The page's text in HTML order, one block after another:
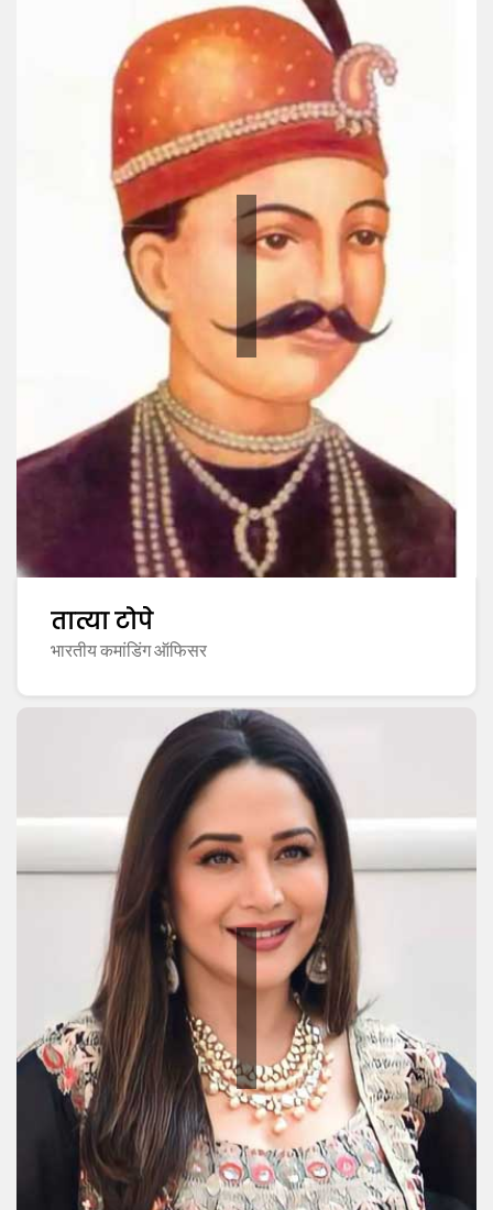
तात्या टोपे
भारतीय कमांडिंग ऑफिसर